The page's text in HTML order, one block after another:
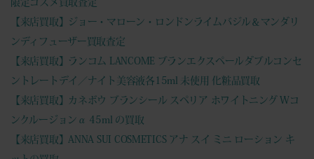
限定コスメ買取査定
【来店買取】ジョー・マローン・ロンドンライムバジル＆マンダリ
ンディフューザー買取査定
【来店買取】ランコム LANCOME ブランエクスペールダブルコンセ
ントレートデイ／ナイト美容液各15ml 未使用 化粧品買取
【来店買取】カネボウ ブランシール スペリア ホワイトニング Wコ
ンクルージョンα 45ml の買取
【来店買取】ANNA SUI COSMETICS アナ スイ ミニ ローション キ